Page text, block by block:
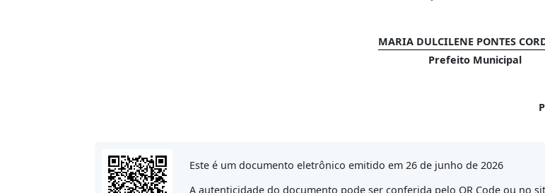
MARIA DULCILENE PONTES
Prefeito Municipal
Este é um documento eletrônico emitido em 26 de junho de 2026
A autenticidade do documento pode ser conferida pelo QR Code ou no